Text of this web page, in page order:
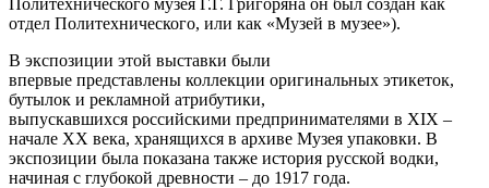
отдел Политехнического, или как «Музей в музее»).
В экспозиции этой выставки были
впервые представлены коллекции оригинальных этикеток,
бутылок и рекламной атрибутики,
выпускавшихся российскими предпринимателями в XIX –
начале ХХ века, хранящихся в архиве Музея упаковки. В
экспозиции была показана также история русской водки,
начиная с глубокой древности – до 1917 года.